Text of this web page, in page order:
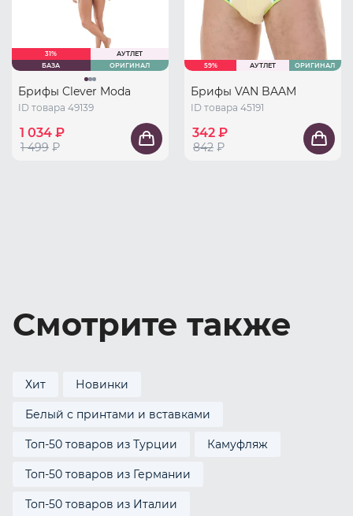
31%
АУТЛЕТ
БАЗА
ОРИГИНАЛ
Брифы Clever Moda
ID товара 49139
1 034 ₽
1 499 ₽
59% АУТЛЕТ ОРИГИНАЛ
Брифы VAN BAAM
ID товара 45191
342 ₽
842 ₽
Смотрите также
Хит Новинки
Белый с принтами и вставками
Топ-50 товаров из Турции Камуфляж
Топ-50 товаров из Германии
Топ-50 товаров из Италии